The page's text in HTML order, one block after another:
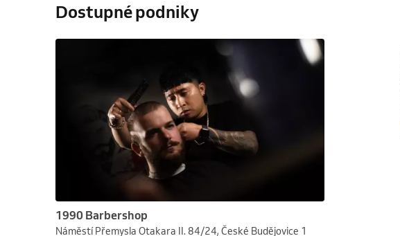
Dostupné podniky
1990 Barbershop
Náměstí Přemysla Otakara II. 84/24, České Budějovice 1